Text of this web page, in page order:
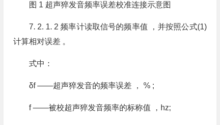
图 1 超声猝发音频率误差校准连接示意图
7. 2. 1. 2 频率计读取信号的频率值 ，并按照公式(1)
计算相对误差 。
式中：
δf ——超声猝发音的频率误差 ， % ;
f ——被校超声猝发音频率的标称值 ，hz;